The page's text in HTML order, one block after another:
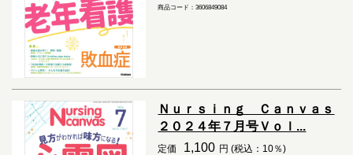
商品コード：3606849084
Ｎｕｒｓｉｎｇ Ｃａｎｖａｓ
２０２４年７月号Ｖｏｌ...
定価 1,100 円 (税込：10％)